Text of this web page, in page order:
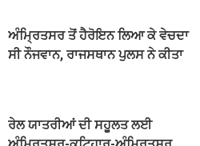
ਅੰਮ੍ਰਿਤਸਰ ਤੋਂ ਹੈਰੋਇਨ ਲਿਆ ਕੇ ਵੇਚਦਾ
ਸੀ ਨੌਜਵਾਨ, ਰਾਜਸਥਾਨ ਪੁਲਸ ਨੇ ਕੀਤਾ
ਰੇਲ ਯਾਤਰੀਆਂ ਦੀ ਸਹੂਲਤ ਲਈ